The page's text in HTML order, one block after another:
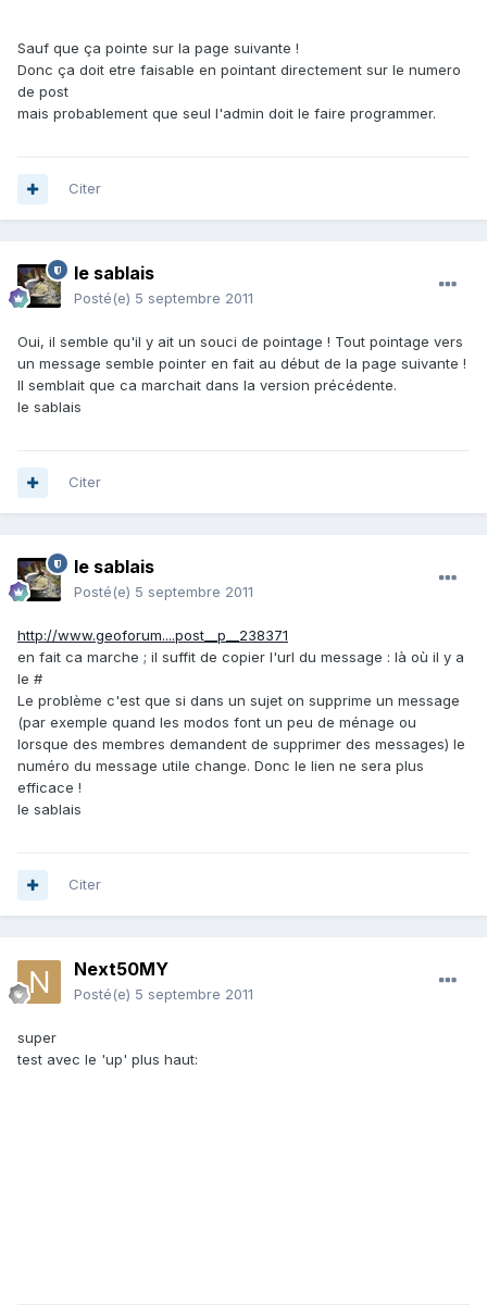
Sauf que ça pointe sur la page suivante !
Donc ça doit etre faisable en pointant directement sur le numero
de post
mais probablement que seul l'admin doit le faire programmer.
Citer
le sablais
Posté(e) 5 septembre 2011
Oui, il semble qu'il y ait un souci de pointage ! Tout pointage vers
un message semble pointer en fait au début de la page suivante !
Il semblait que ca marchait dans la version précédente.
le sablais
Citer
le sablais
Posté(e) 5 septembre 2011
http://www.geoforum....post__p__238371
en fait ca marche ; il suffit de copier l'url du message : là où il y a
le #
Le problème c'est que si dans un sujet on supprime un message
(par exemple quand les modos font un peu de ménage ou
lorsque des membres demandent de supprimer des messages) le
numéro du message utile change. Donc le lien ne sera plus
efficace !
le sablais
Citer
Next50MY
Posté(e) 5 septembre 2011
super
test avec le 'up' plus haut: